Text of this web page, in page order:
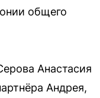
общего
Анастасия
Андрея,